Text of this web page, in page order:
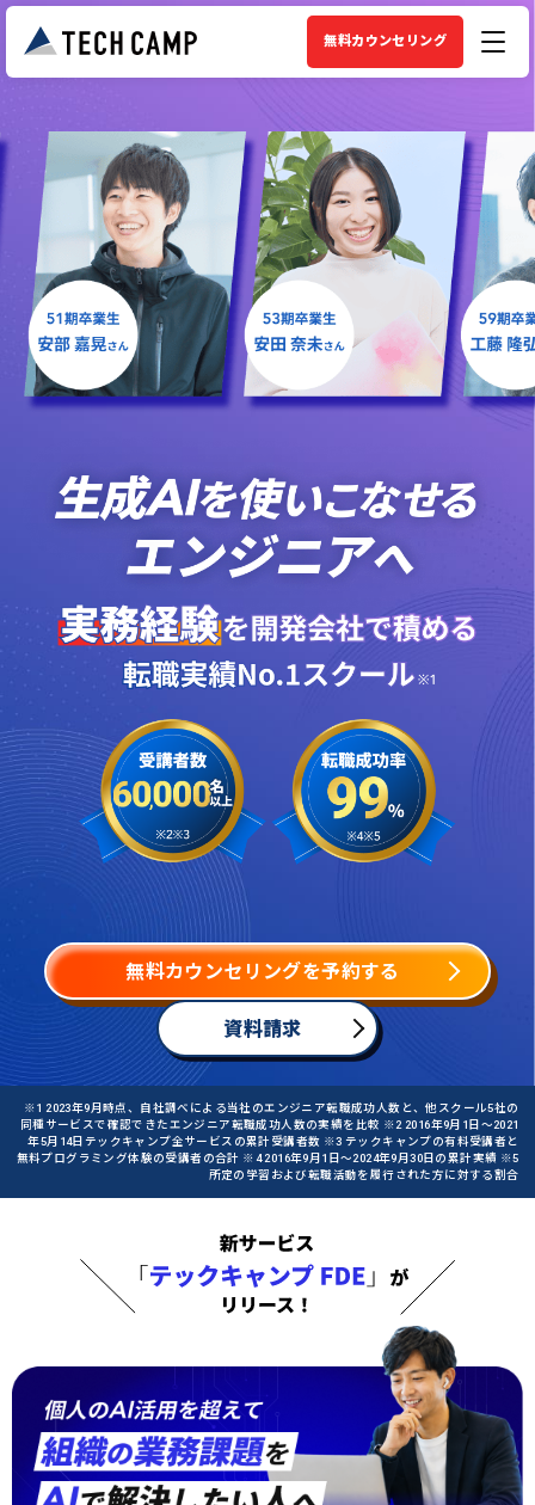
無料カウンセリング
無料カウンセリングを予約する
資料請求
※1 2023年9月時点、自社調べによる当社のエンジニア転職成功人数と、他スクール5社の
同種サービスで確認できたエンジニア転職成功人数の実績を比較 ※2 2016年9月1日〜2021
年5月14日テックキャンプ全サービスの累計受講者数 ※3 テックキャンプの有料受講者と
無料プログラミング体験の受講者の合計 ※4 2016年9月1日〜2024年9月30日の累計実績 ※5
所定の学習および転職活動を履行された方に対する割合